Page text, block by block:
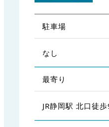
駐車場
なし
最寄り
JR静岡駅 北口徒